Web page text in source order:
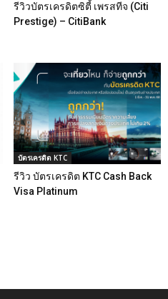
รีวิวบัตรเครดิตซิตี้ เพรสทีจ (Citi
Prestige) – CitiBank
บัตรเครดิต KTC
รีวิว บัตรเครดิต KTC Cash Back
Visa Platinum